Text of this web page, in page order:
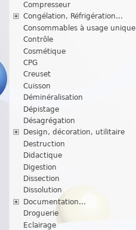
Compresseur
Congélation, Réfrigération...
Consommables à usage unique
Contrôle
Cosmétique
CPG
Creuset
Cuisson
Déminéralisation
Dépistage
Désagrégation
Design, décoration, utilitaire
Destruction
Didactique
Digestion
Dissection
Dissolution
Documentation...
Droguerie
Eclairage